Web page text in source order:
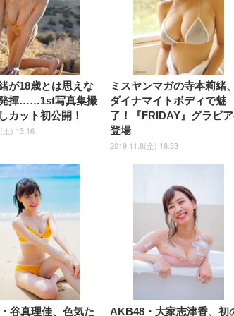
ッシ
シ
お
ラ
ハンガー付き 高反発クッショ
ン PCチェア 通気性メッシュ
ゲーミング/勉強/事務用 おし
ゃれ パソコンチェア (ホワイ
ト)
クト 幅52×奥行58.5×高
84～96cm テレワーク
宅勤務 ブラック
ComfortView ビジネス向け
が18歳とは思えな
揮……1st写真集撮
カット初公開！
土) 13:16
ミスヤンマガの寺本莉緒、
ダイナマイトボディで魅
了！『FRIDAY』グラビ
登場
2019.11.8(金) 18:33
谷真理佳、色気た AKB48・大家志津香、初